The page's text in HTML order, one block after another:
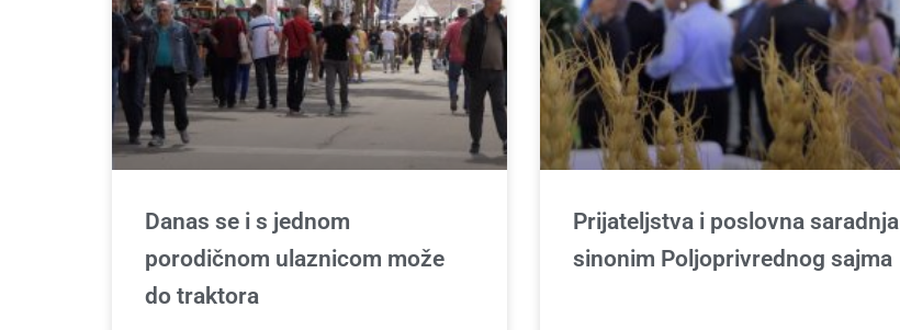
Danas se i s jednom
porodičnom ulaznicom može
do traktora
Prijateljstva i poslovna saradnja
sinonim Poljoprivrednog sajma